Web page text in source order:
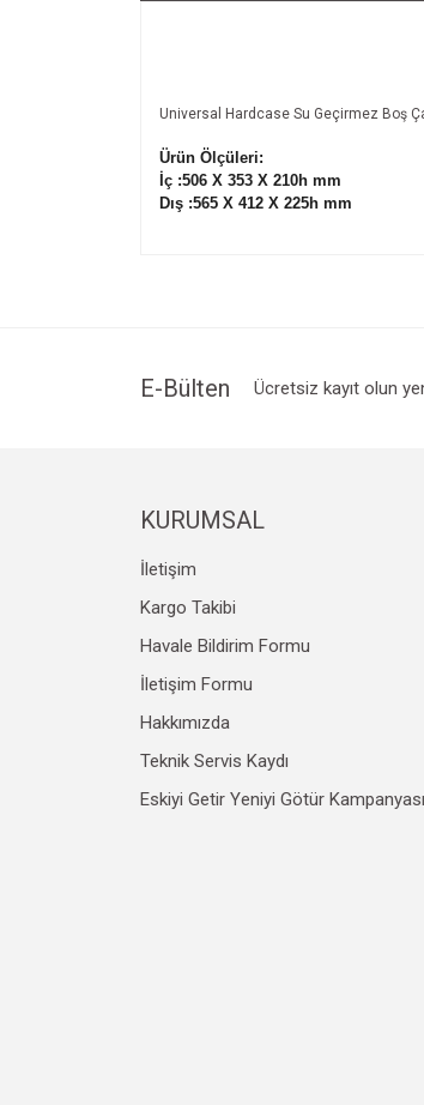
Universal Hardcase Su Geçirmez Boş
Ürün Ölçüleri:
İç :506 X 353 X 210h mm
Dış :565 X 412 X 225h mm
Ürün bilgilerinde hatalar
E-Bülten Ücretsiz kayıt olun
KURUMSAL
İletişim
Kargo Takibi
Havale Bildirim Formu
İletişim Formu
Hakkımızda
Teknik Servis Kaydı
Eskiyi Getir Yeniyi Götür Kampanyası